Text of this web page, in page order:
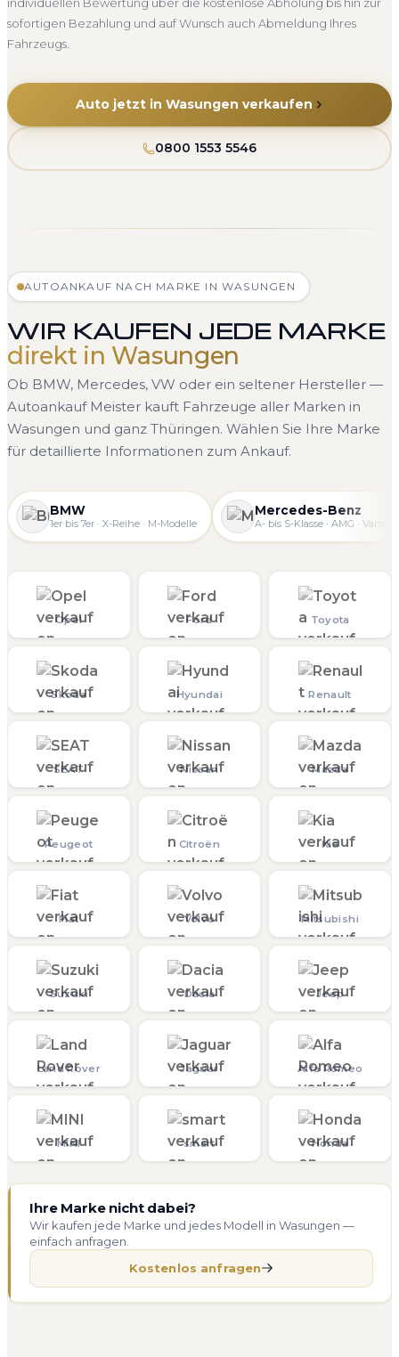
sofortigen Bezahlung und auf Wunsch auch Abmeldung Ihres
Fahrzeugs.
Auto jetzt in Wasungen verkaufen
0800 1553 5546
AUTOANKAUF NACH MARKE IN WASUNGEN
WIR KAUFEN JEDE MARKE
direkt in Wasungen
Ob BMW, Mercedes, VW oder ein seltener Hersteller —
Autoankauf Meister kauft Fahrzeuge aller Marken in
Wasungen und ganz Thüringen. Wählen Sie Ihre Marke
für detaillierte Informationen zum Ankauf.
BMW
1er bis 7er · X-Reihe · M-Modelle
Mercedes-Benz
A- bis S-Klasse · AMG · Vans
Opel Ford Toyota
Skoda Hyundai Renault
SEAT Nissan Mazda
Peugeot Citroën Kia
Fiat Volvo Mitsubishi
Suzuki Dacia Jeep
Land Rover Jaguar Alfa Romeo
MINI smart Honda
Ihre Marke nicht dabei?
Wir kaufen jede Marke und jedes Modell in Wasungen —
einfach anfragen.
Kostenlos anfragen